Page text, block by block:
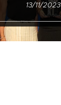
13/11/2023